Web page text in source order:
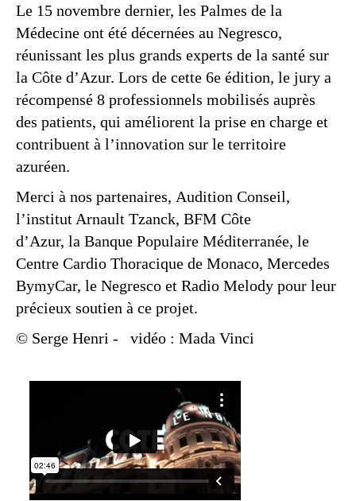
Le 15 novembre dernier, les Palmes de la
Médecine ont été décernées au Negresco,
réunissant les plus grands experts de la santé sur
la Côte d’Azur. Lors de cette 6e édition, le jury a
récompensé 8 professionnels mobilisés auprès
des patients, qui améliorent la prise en charge et
contribuent à l’innovation sur le territoire
azuréen.
Merci à nos partenaires, Audition Conseil,
l’institut Arnault Tzanck, BFM Côte
d’Azur, la Banque Populaire Méditerranée, le
Centre Cardio Thoracique de Monaco, Mercedes
BymyCar, le Negresco et Radio Melody pour leur
précieux soutien à ce projet.
© Serge Henri - vidéo : Mada Vinci